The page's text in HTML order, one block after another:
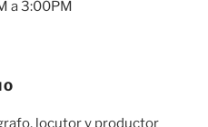
a 3:00PM
locutor y productor